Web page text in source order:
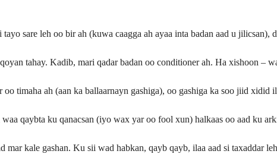
sare leh oo bir ah (kuwa caagga ah ayaa inta badan aad u jilicsan),
tahay. Kadib, mari qadar badan oo conditioner ah. Ha xishoon –
timaha ah (aan ka ballaarnayn gashiga), oo gashiga ka soo jiid xidid
qaybta ku qanacsan (iyo wax yar oo fool xun) halkaas oo aad ku
kale gashan. Ku sii wad habkan, qayb qayb, ilaa aad si taxaddar